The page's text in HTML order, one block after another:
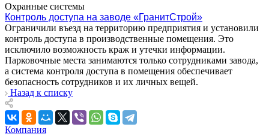
Охранные системы
Контроль доступа на заводе «ГранитСтрой»
Ограничили въезд на территорию предприятия и установили
контроль доступа в производственные помещения. Это
исключило возможность краж и утечки информации.
Парковочные места занимаются только сотрудниками завода,
а система контроля доступа в помещения обеспечивает
безопасность сотрудников и их личных вещей.
Назад к списку
Компания